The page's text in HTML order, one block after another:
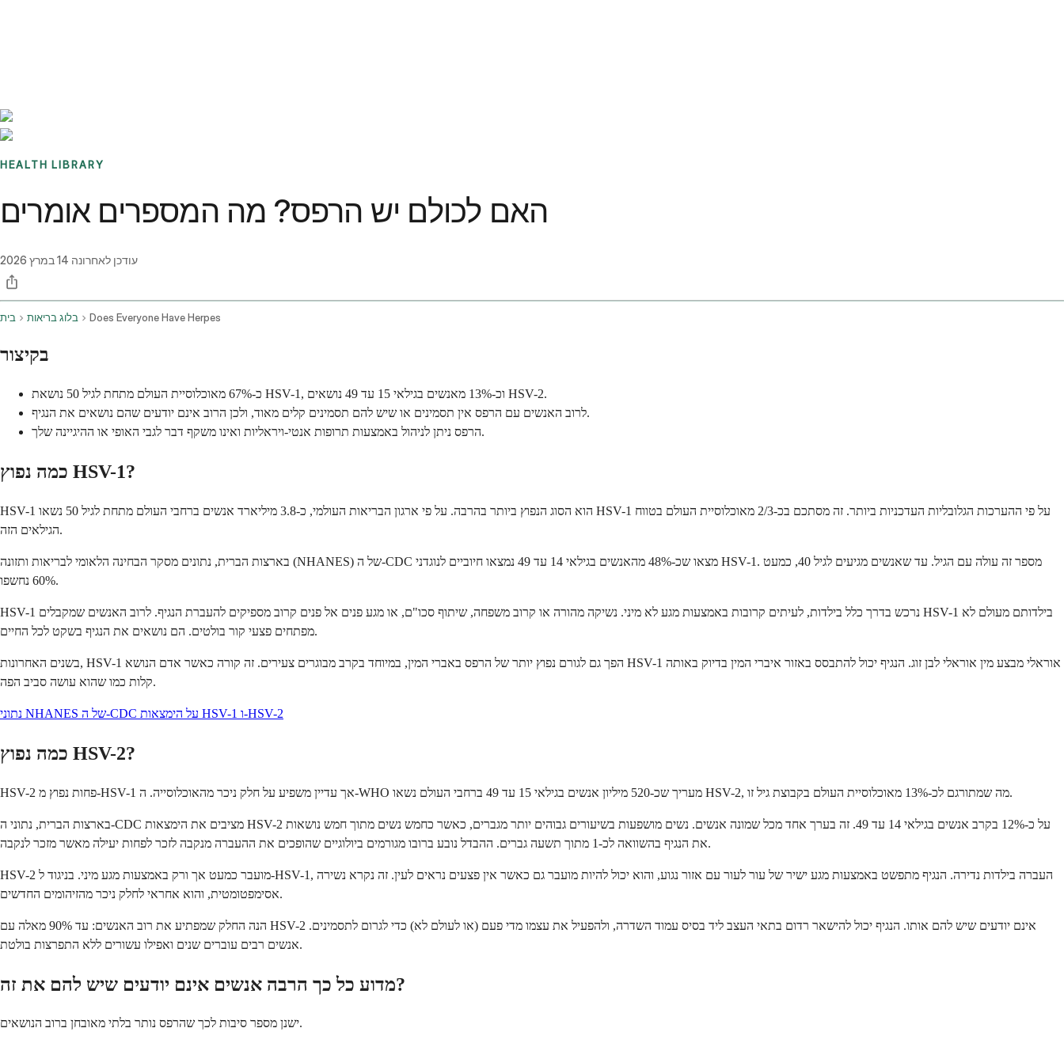
HEALTH LIBRARY
האם לכולם יש הרפס? מה המספרים אומרים
עודכן לאחרונה 14 במרץ 2026
בית בלוג בריאות Does Everyone Have Herpes
בקיצור
כ-67% מאוכלוסיית העולם מתחת לגיל 50 נושאת HSV-1, וכ-13% מאנשים בגילאי 15 עד 49 נושאים HSV-2.
לרוב האנשים עם הרפס אין תסמינים או שיש להם תסמינים קלים מאוד, ולכן הרוב אינם יודעים שהם נושאים את הנגיף.
הרפס ניתן לניהול באמצעות תרופות אנטי-ויראליות ואינו משקף דבר לגבי האופי או ההיגיינה שלך.
כמה נפוץ HSV-1?
HSV-1 הוא הסוג הנפוץ ביותר בהרבה. על פי ארגון הבריאות העולמי, כ-3.8 מיליארד אנשים ברחבי העולם מתחת לגיל 50 נשאו HSV-1 על פי ההערכות הגלובליות העדכניות ביותר. זה מסתכם בכ-2/3 מאוכלוסיית העולם בטווח
הגילאים הזה.
בארצות הברית, נתונים מסקר הבחינה הלאומי לבריאות ותזונה (NHANES) של ה-CDC מצאו שכ-48% מהאנשים בגילאי 14 עד 49 נמצאו חיוביים לנוגדני HSV-1. מספר זה עולה עם הגיל. עד שאנשים מגיעים לגיל 40, כמעט
60% נחשפו.
HSV-1 נרכש בדרך כלל בילדות, לעיתים קרובות באמצעות מגע לא מיני. נשיקה מהורה או קרוב משפחה, שיתוף סכו"ם, או מגע פנים אל פנים קרוב מספיקים להעברת הנגיף. לרוב האנשים שמקבלים HSV-1 בילדותם מעולם לא
מפתחים פצעי קור בולטים. הם נושאים את הנגיף בשקט לכל החיים.
בשנים האחרונות, HSV-1 הפך גם לגורם נפוץ יותר של הרפס באברי המין, במיוחד בקרב מבוגרים צעירים. זה קורה כאשר אדם הנושא HSV-1 אוראלי מבצע מין אוראלי לבן זוג. הנגיף יכול להתבסס באזור איברי המין בדיוק באותה
קלות כמו שהוא עושה סביב הפה.
נתוני NHANES של ה-CDC על הימצאות HSV-1 ו-HSV-2
כמה נפוץ HSV-2?
HSV-2 פחות נפוץ מ-HSV-1 אך עדיין משפיע על חלק ניכר מהאוכלוסייה. ה-WHO מעריך שכ-520 מיליון אנשים בגילאי 15 עד 49 ברחבי העולם נשאו HSV-2, מה שמתורגם לכ-13% מאוכלוסיית העולם בקבוצת גיל זו.
בארצות הברית, נתוני ה-CDC מציבים את הימצאות HSV-2 על כ-12% בקרב אנשים בגילאי 14 עד 49. זה בערך אחד מכל שמונה אנשים. נשים מושפעות בשיעורים גבוהים יותר מגברים, כאשר כחמש נשים מתוך חמש נושאות
את הנגיף בהשוואה לכ-1 מתוך תשעה גברים. ההבדל נובע ברובו מגורמים ביולוגיים שהופכים את ההעברה מנקבה לזכר לפחות יעילה מאשר מזכר לנקבה.
HSV-2 מועבר כמעט אך ורק באמצעות מגע מיני. בניגוד ל-HSV-1, העברה בילדות נדירה. הנגיף מתפשט באמצעות מגע ישיר של עור לעור עם אזור נגוע, והוא יכול להיות מועבר גם כאשר אין פצעים נראים לעין. זה נקרא נשירה
אסימפטומטית, והוא אחראי לחלק ניכר מהזיהומים החדשים.
הנה החלק שמפתיע את רוב האנשים: עד 90% מאלה עם HSV-2 אינם יודעים שיש להם אותו. הנגיף יכול להישאר רדום בתאי העצב ליד בסיס עמוד השדרה, ולהפעיל את עצמו מדי פעם (או לעולם לא) כדי לגרום לתסמינים.
אנשים רבים עוברים שנים ואפילו עשורים ללא התפרצות בולטת.
מדוע כל כך הרבה אנשים אינם יודעים שיש להם את זה?
ישנן מספר סיבות לכך שהרפס נותר בלתי מאובחן ברוב הנושאים.